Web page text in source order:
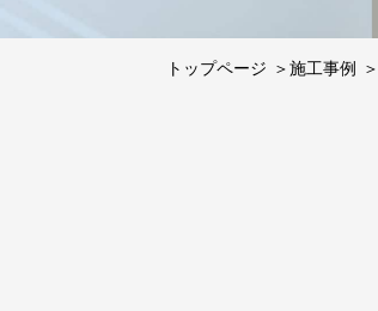
トップページ 施工事例